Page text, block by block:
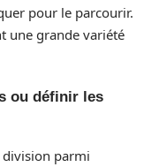
pour le parcourir.
une grande variété
ou définir les
parmi